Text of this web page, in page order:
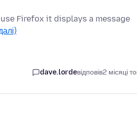
Firefox it displays a message
dave.lordeвідповів2 місяці